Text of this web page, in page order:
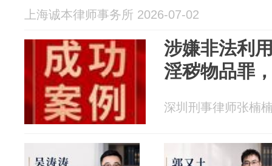
上海诚本律师事务所 2026-07-02
涉嫌非法利
淫秽物品罪
深圳刑事律师张楠